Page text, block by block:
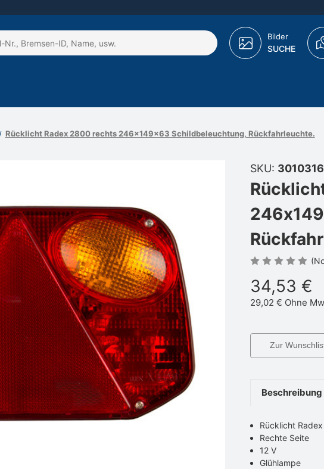
Bilder
SUCHE
Rücklicht Radex 2800 rechts 246x149x63 Schildbeleuchtung, Rückfahrleuchte.
SKU: 3010316
34,53 €
29,02 € Ohne
Zur
Beschreibung
Rücklicht
Rechte Seite
12 V
Glühlampe